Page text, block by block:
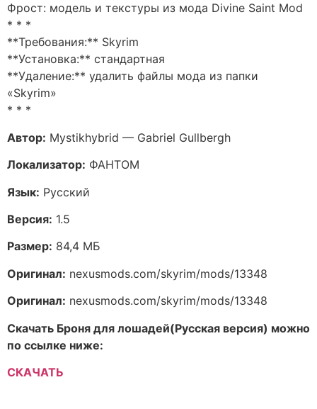
Фрост: модель и текстуры из мода Divine Saint Mod
* * *
**Требования:** Skyrim
**Установка:** стандартная
**Удаление:** удалить файлы мода из папки
«Skyrim»
* * *
Автор: Mystikhybrid — Gabriel Gullbergh
Локализатор: ФАНТОМ
Язык: Русский
Версия: 1.5
Размер: 84,4 МБ
Оригинал: nexusmods.com/skyrim/mods/13348
Оригинал: nexusmods.com/skyrim/mods/13348
Скачать Броня для лошадей(Русская версия) можно
по ссылке ниже:
СКАЧАТЬ